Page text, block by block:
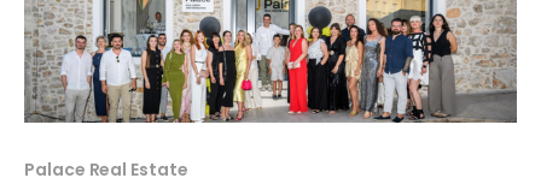
Palace Real Estate